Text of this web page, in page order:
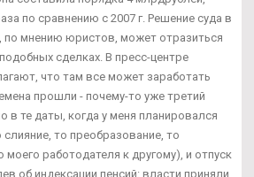
по сравнению с 2007 г. Решение суда в
по мнению юристов, может отразиться
сделках. В пресс-центре
что там все может заработать
прошли - почему-то уже третий
в те даты, когда у меня планировался
слияние, то преобразование, то
моего работодателя к другому), и отпуск
об индексации пенсий: власти приняли